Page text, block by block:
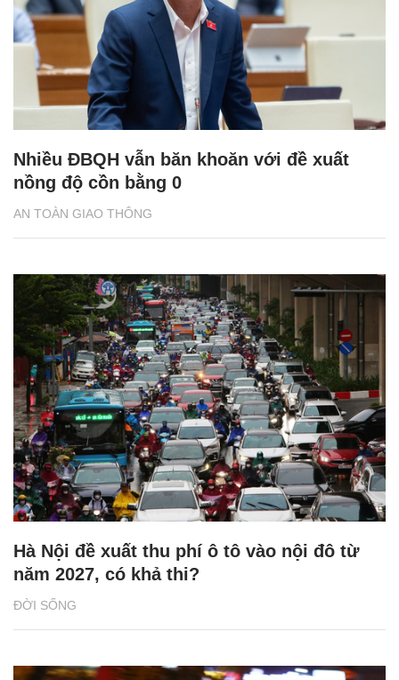
AN TOÀN GIAO THÔNG
Nhiều ĐBQH vẫn băn khoăn với đề xuất
nồng độ cồn bằng 0
ĐỜI SỐNG
Hà Nội đề xuất thu phí ô tô vào nội đô từ
năm 2027, có khả thi?